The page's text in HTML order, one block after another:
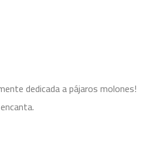
dedicada a pájaros molones!